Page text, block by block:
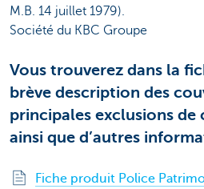
M.B. 14 juillet 1979).
Société du KBC Groupe
Vous trouverez dans la
brève description des
principales exclusions de
ainsi que d’autres
Fiche produit Police